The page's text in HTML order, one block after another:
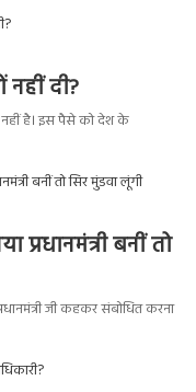
नहीं दी?
नहीं है। इस पैसे को देश के
प्रधानमंत्री बनीं तो
जी कहकर संबोधित करना